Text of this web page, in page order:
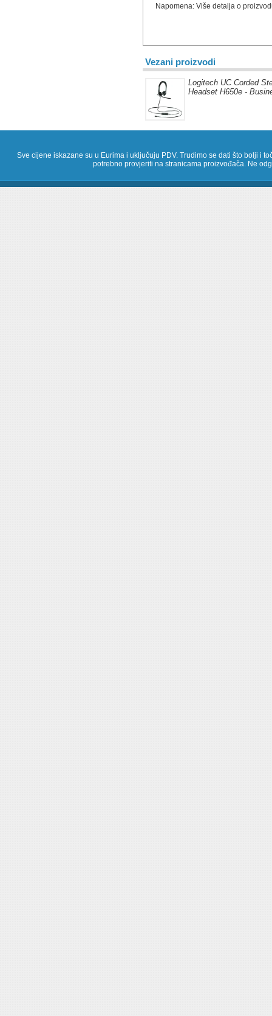
Napomena: Više detalja o
Vezani proizvodi
Logitech UC Corded
Headset H650e -
Sve cijene iskazane su u Eurima i uključuju PDV. Trudimo se dati što bolji i
potrebno provjeriti na stranicama proizvođača. Ne